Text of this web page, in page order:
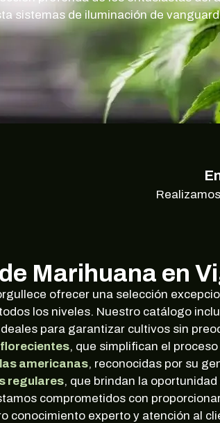
sistemas de iluminación de
Marihuana en
ofrecer una selección
los niveles. Nuestro catálogo
para garantizar cultivos sin
, que simplifican el
americanas, reconocidas por su
regulares, que brindan la
comprometidos con
conocimiento experto y atención al